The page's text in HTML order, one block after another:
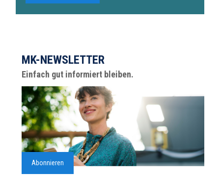
MK-NEWSLETTER
Einfach gut informiert bleiben.
Abonnieren